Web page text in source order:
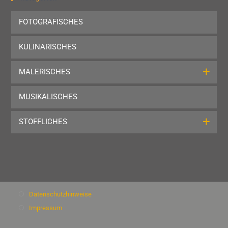
FOTOGRAFISCHES
KULINARISCHES
MALERISCHES
MUSIKALISCHES
STOFFLICHES
Datenschutzhinweise
Impressum